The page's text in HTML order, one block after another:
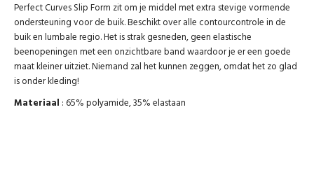
Perfect Curves Slip Form zit om je middel met extra stevige vormende
ondersteuning voor de buik. Beschikt over alle contourcontrole in de
buik en lumbale regio. Het is strak gesneden, geen elastische
beenopeningen met een onzichtbare band waardoor je er een goede
maat kleiner uitziet. Niemand zal het kunnen zeggen, omdat het zo glad
is onder kleding!
Materiaal : 65% polyamide, 35% elastaan